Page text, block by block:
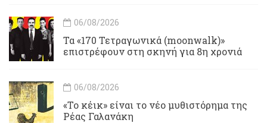
06/08/2026
Τα «170 Τετραγωνικά (moonwalk)»
επιστρέφουν στη σκηνή για 8η χρονιά
06/08/2026
«Το κέικ» είναι το νέο μυθιστόρημα της
Ρέας Γαλανάκη